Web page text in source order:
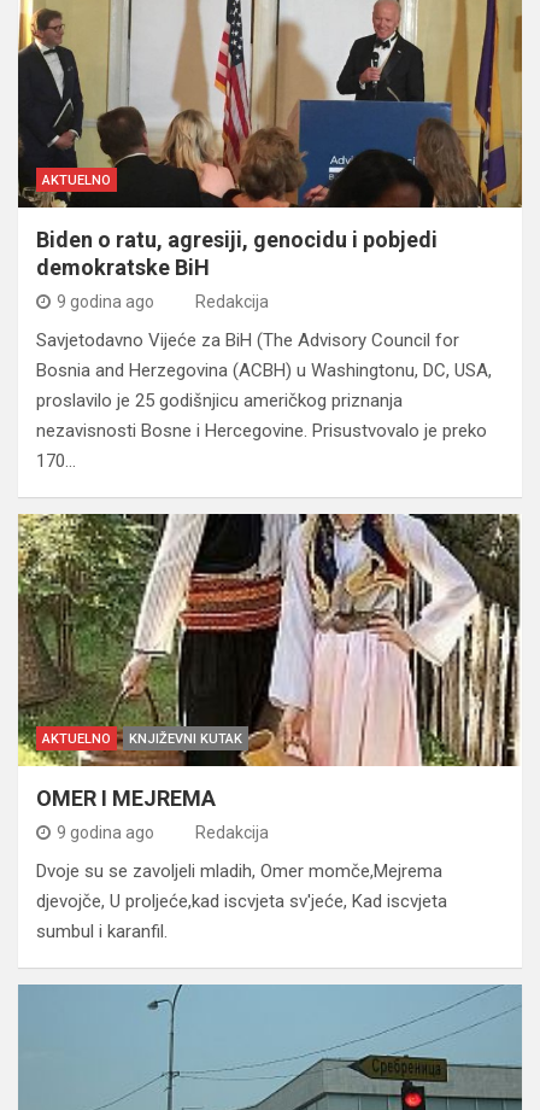
AKTUELNO
Biden o ratu, agresiji, genocidu i pobjedi
demokratske BiH
9 godina ago Redakcija
Savjetodavno Vijeće za BiH (The Advisory Council for
Bosnia and Herzegovina (ACBH) u Washingtonu, DC, USA,
proslavilo je 25 godišnjicu američkog priznanja
nezavisnosti Bosne i Hercegovine. Prisustvovalo je preko
170…
AKTUELNO KNJIŽEVNI KUTAK
OMER I MEJREMA
9 godina ago Redakcija
Dvoje su se zavoljeli mladih, Omer momče,Mejrema
djevojče, U proljeće,kad iscvjeta sv'jeće, Kad iscvjeta
sumbul i karanfil.